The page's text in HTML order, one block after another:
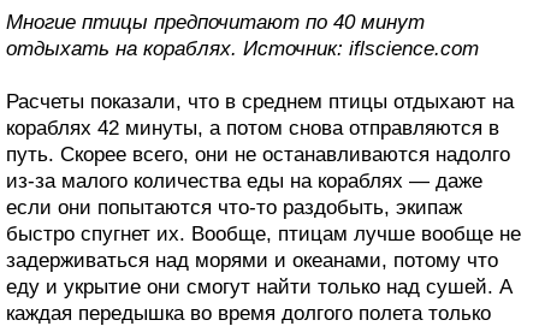
Многие птицы предпочитают по 40 минут
отдыхать на кораблях. Источник: iflscience.com
Расчеты показали, что в среднем птицы отдыхают на
кораблях 42 минуты, а потом снова отправляются в
путь. Скорее всего, они не останавливаются надолго
из-за малого количества еды на кораблях — даже
если они попытаются что-то раздобыть, экипаж
быстро спугнет их. Вообще, птицам лучше вообще не
задерживаться над морями и океанами, потому что
еду и укрытие они смогут найти только над сушей. А
каждая передышка во время долгого полета только